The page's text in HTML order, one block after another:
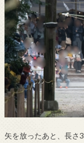
矢を放ったあと、長さ